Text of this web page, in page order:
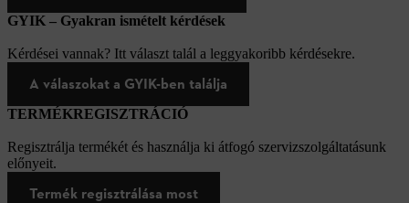
GYIK – Gyakran ismételt kérdések
Kérdései vannak? Itt választ talál a leggyakoribb kérdésekre.
A válaszokat a GYIK-ben találja
TERMÉKREGISZTRÁCIÓ
Regisztrálja termékét és használja ki átfogó szervizszolgáltatásunk
előnyeit.
Termék regisztrálása most